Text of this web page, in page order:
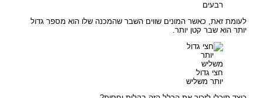
רבעים
לעומת זאת, כאשר המונים שווים השבר שהמכנה שלו הוא מספר גדול
יותר הוא שבר קטן יותר.
חצי גדול
יותר משליש